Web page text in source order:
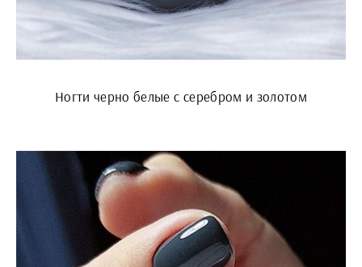
Ногти черно белые с серебром и золотом